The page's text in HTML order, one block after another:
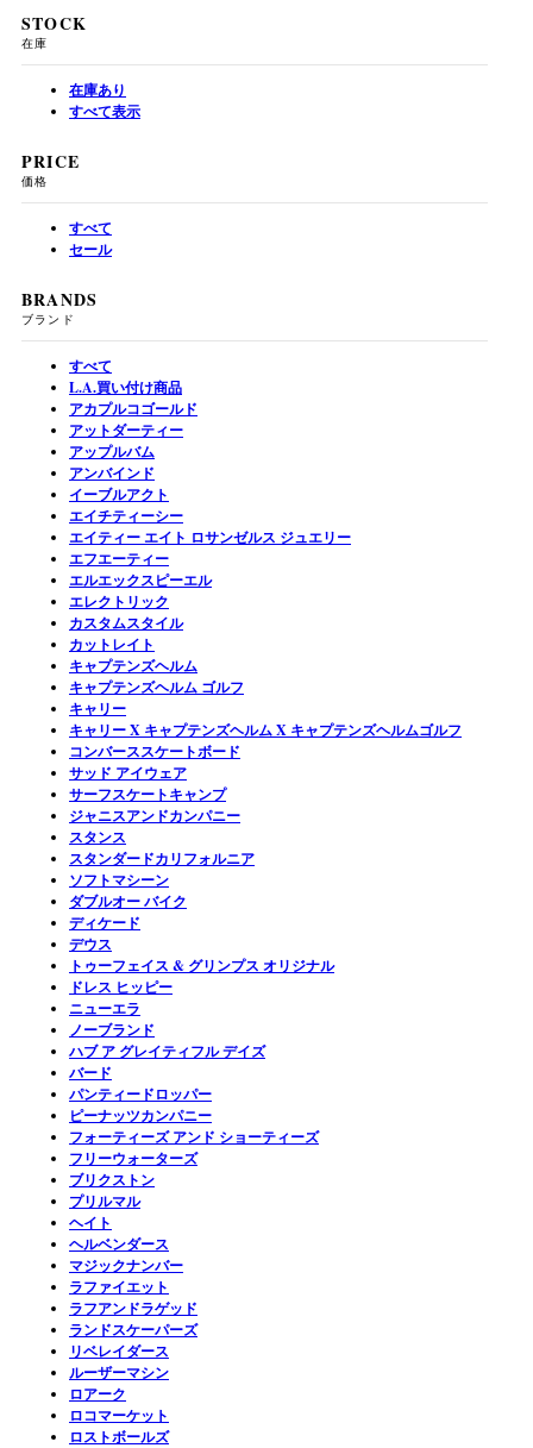
STOCK
在庫
在庫あり
すべて表示
PRICE
価格
すべて
セール
BRANDS
ブランド
すべて
L.A.買い付け商品
アカプルコゴールド
アットダーティー
アップルバム
アンバインド
イーブルアクト
エイチティーシー
エイティー エイト ロサンゼルス ジュエリー
エフエーティー
エルエックスピーエル
エレクトリック
カスタムスタイル
カットレイト
キャプテンズヘルム
キャプテンズヘルム ゴルフ
キャリー
キャリー X キャプテンズヘルム X キャプテンズヘルムゴルフ
コンバーススケートボード
サッド アイウェア
サーフスケートキャンプ
ジャニスアンドカンパニー
スタンス
スタンダードカリフォルニア
ソフトマシーン
ダブルオー バイク
ディケード
デウス
トゥーフェイス & グリンプス オリジナル
ドレス ヒッピー
ニューエラ
ノーブランド
ハブ ア グレイティフル デイズ
バード
パンティードロッパー
ピーナッツカンパニー
フォーティーズ アンド ショーティーズ
フリーウォーターズ
ブリクストン
プリルマル
ヘイト
ヘルベンダース
マジックナンバー
ラファイエット
ラフアンドラゲッド
ランドスケーパーズ
リベレイダース
ルーザーマシン
ロアーク
ロコマーケット
ロストボールズ